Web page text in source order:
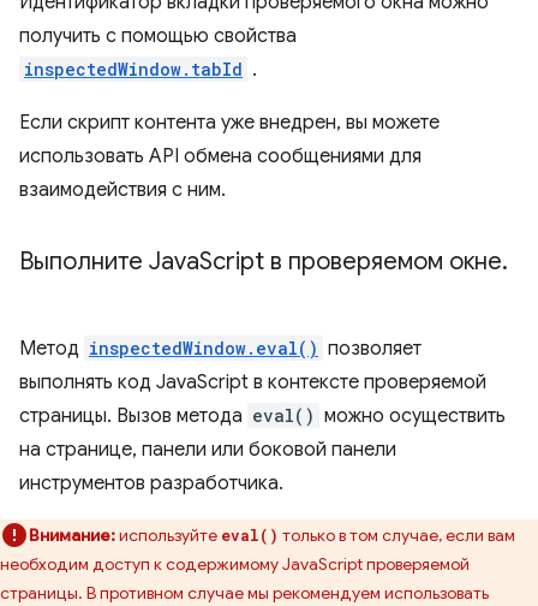
получить с помощью свойства
inspectedWindow.tabId .
Если скрипт контента уже внедрен, вы можете
использовать API обмена сообщениями для
взаимодействия с ним.
Выполните JavaScript в проверяемом окне.
Метод inspectedWindow.eval() позволяет
выполнять код JavaScript в контексте проверяемой
страницы. Вызов метода eval() можно осуществить
на странице, панели или боковой панели
инструментов разработчика.
Внимание:используйте eval() только в том случае, если вам
необходим доступ к содержимому JavaScript проверяемой
страницы. В противном случае мы рекомендуем использовать